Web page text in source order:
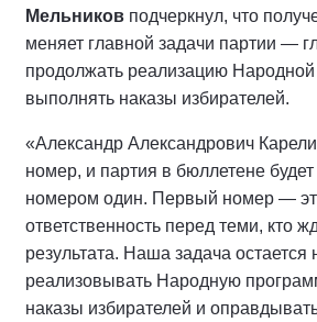
Мельников подчеркнул, что
меняет главной задачи партии —
продолжать реализацию
выполнять наказы избирателей.
«Александр Александрович
номер, и партия в бюллетене будет
номером один. Первый номер —
ответственность перед теми, кто
результата. Наша задача остается
реализовывать Народную
наказы избирателей и